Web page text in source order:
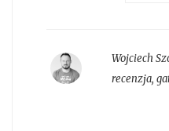
Wojciech
recenzja,